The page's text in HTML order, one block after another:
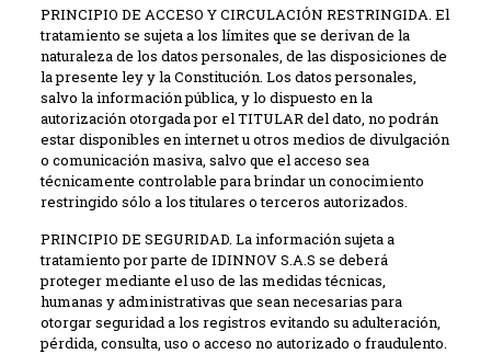
PRINCIPIO DE ACCESO Y CIRCULACIÓN RESTRINGIDA. El
tratamiento se sujeta a los límites que se derivan de la
naturaleza de los datos personales, de las disposiciones de
la presente ley y la Constitución. Los datos personales,
salvo la información pública, y lo dispuesto en la
autorización otorgada por el TITULAR del dato, no podrán
estar disponibles en internet u otros medios de divulgación
o comunicación masiva, salvo que el acceso sea
técnicamente controlable para brindar un conocimiento
restringido sólo a los titulares o terceros autorizados.
PRINCIPIO DE SEGURIDAD. La información sujeta a
tratamiento por parte de IDINNOV S.A.S se deberá
proteger mediante el uso de las medidas técnicas,
humanas y administrativas que sean necesarias para
otorgar seguridad a los registros evitando su adulteración,
pérdida, consulta, uso o acceso no autorizado o fraudulento.